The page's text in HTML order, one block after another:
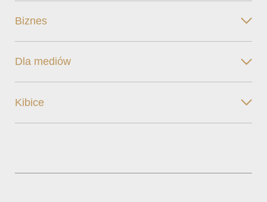
Biznes
Dla mediów
Kibice